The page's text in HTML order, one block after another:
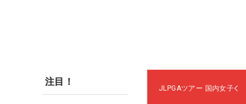
注目！
JLPGAツアー 国内女子